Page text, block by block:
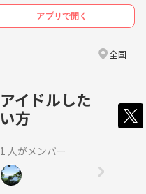
アプリで開く
全国
アイドルした
い方
1 人がメンバー